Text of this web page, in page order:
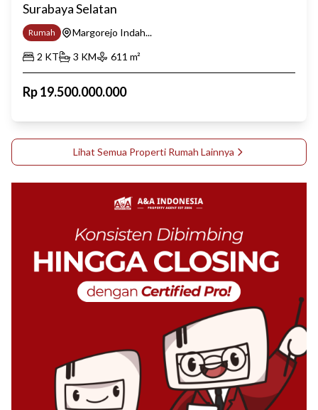
Surabaya Selatan
Rumah
Margorejo Indah...
2 KT 3 KM 611 m²
Rp19.500.000.000
Lihat Semua Properti Rumah Lainnya